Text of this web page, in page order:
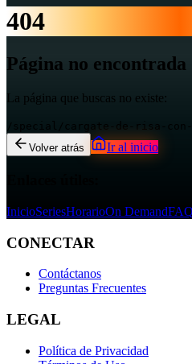
404
Página no encontrada
La página que buscas no existe:
Volver atrás
Ir al inicio
InicioSeriesHorarioOn DemandFAQ
CONECTAR
Contáctanos
Preguntas Frecuentes
LEGAL
Política de Privacidad